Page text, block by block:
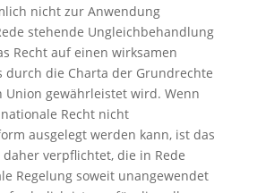
nicht zur Anwendung
stehende Ungleichbehandlung
Recht auf einen wirksamen
durch die Charta der Grundrechte
Union gewährleistet wird. Wenn
Recht nicht
ausgelegt werden kann, ist das
verpflichtet, die in Rede
Regelung soweit unangewendet